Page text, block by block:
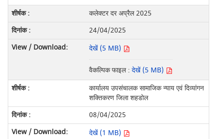
कलेक्टर दर अप्रैल 2025
24/04/2025
देखें (5 MB)
वैकल्पिक फाइल : देखें (5 MB)
कार्यालय उपसंचालक सामाजिक न्याय एवं दिव्यांगन
शक्तिकरण जिला शहडोल
08/04/2025
देखें (1 MB)